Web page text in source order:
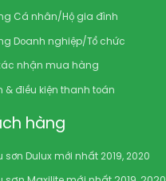
Cá nhân/Hộ gia đình
Doanh nghiệp/Tổ chức
nhận mua hàng
& điều kiện thanh toán
hàng
sơn Dulux mới nhất 2019, 2020